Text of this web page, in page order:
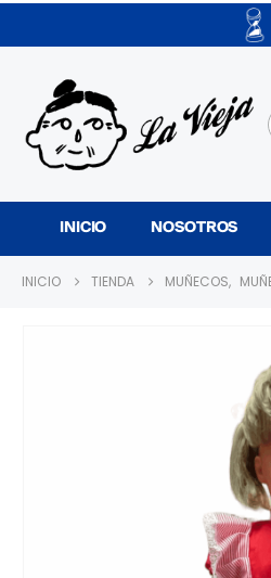
INICIO NOSOTROS
INICIO TIENDA MUÑECOS,